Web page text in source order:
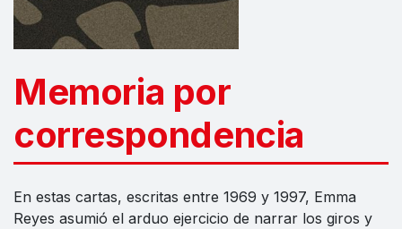
Memoria por
correspondencia
En estas cartas, escritas entre 1969 y 1997, Emma
Reyes asumió el arduo ejercicio de narrar los giros y